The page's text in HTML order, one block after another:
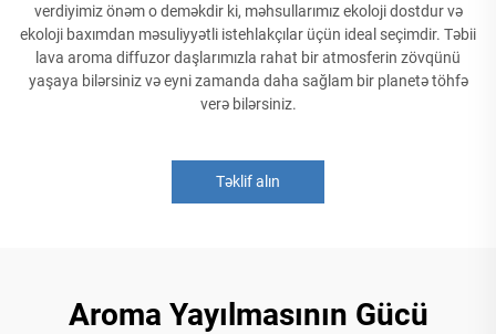
verdiyimiz önəm o deməkdir ki, məhsullarımız ekoloji dostdur və
ekoloji baxımdan məsuliyyətli istehlakçılar üçün ideal seçimdir. Təbii
lava aroma diffuzor daşlarımızla rahat bir atmosferin zövqünü
yaşaya bilərsiniz və eyni zamanda daha sağlam bir planetə töhfə
verə bilərsiniz.
Təklif alın
Aroma Yayılmasının Gücü